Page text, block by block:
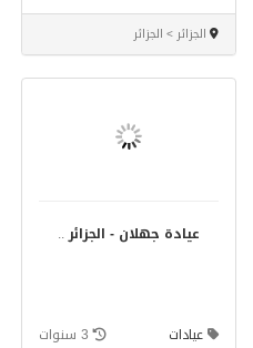
الجزائر > الجزائر
عيادة جهلان - الجزائر..
عيادات 3 سنوات